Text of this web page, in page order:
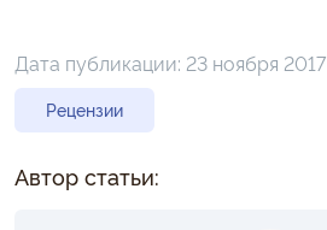
Дата публикации: 23 ноября 2017
Рецензии
Автор статьи: